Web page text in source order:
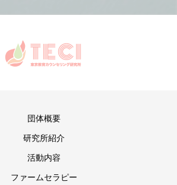
団体概要
研究所紹介
活動内容
ファームセラピー